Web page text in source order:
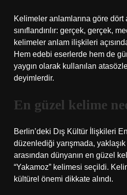
Kelimeler anlamlarına göre dört
sınıflandırılır: gerçek, gerçek,
kelimeler anlam ilişkileri
Hem edebi eserlerde hem de
yaygın olarak kullanılan
deyimlerdir.
En güzel kelime
Berlin’deki Dış Kültür İlişkileri
düzenlediği yarışmada,
arasından dünyanın en güzel
“Yakamoz” kelimesi seçildi.
kültürel önemi dikkate alındı.